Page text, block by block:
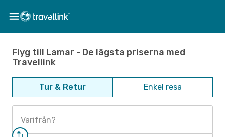
Flyg till Lamar - De lägsta priserna med
Travellink
Tur & Retur Enkel resa
Varifrån?